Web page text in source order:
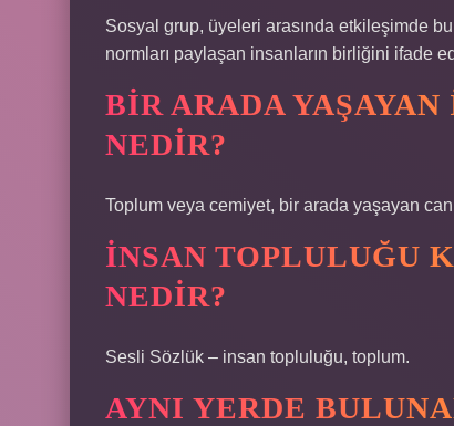
Sosyal grup, üyeleri arasında etkileşimde
normları paylaşan insanların birliğini ifade
BIR ARADA
NEDIR?
Toplum veya cemiyet, bir arada yaşayan
İNSAN TOPLULUĞU
NEDIR?
Sesli Sözlük – insan topluluğu, toplum.
AYNI YERDE